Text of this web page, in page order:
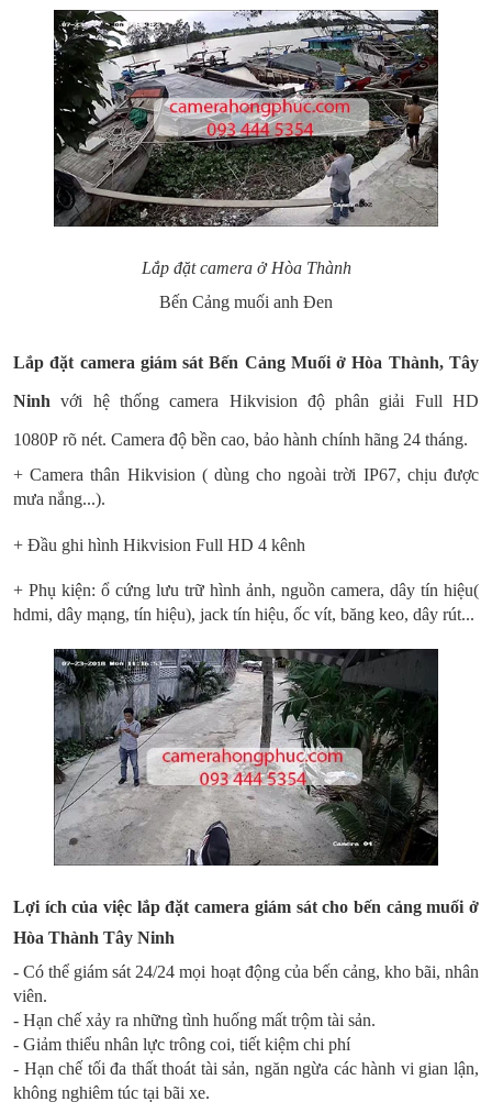
Lắp đặt camera ở Hòa Thành
Bến Cảng muối anh Đen
Lắp đặt camera giám sát Bến Cảng Muối ở Hòa Thành, Tây
Ninh với hệ thống camera Hikvision độ phân giải Full HD
1080P rõ nét. Camera độ bền cao, bảo hành chính hãng 24 tháng.
+ Camera thân Hikvision ( dùng cho ngoài trời IP67, chịu được
mưa nắng...).
+ Đầu ghi hình Hikvision Full HD 4 kênh
+ Phụ kiện: ổ cứng lưu trữ hình ảnh, nguồn camera, dây tín hiệu(
hdmi, dây mạng, tín hiệu), jack tín hiệu, ốc vít, băng keo, dây rút...
Lợi ích của việc lắp đặt camera giám sát cho bến cảng muối ở
Hòa Thành Tây Ninh
- Có thể giám sát 24/24 mọi hoạt động của bến cảng, kho bãi, nhân
viên.
- Hạn chế xảy ra những tình huống mất trộm tài sản.
- Giảm thiểu nhân lực trông coi, tiết kiệm chi phí
- Hạn chế tối đa thất thoát tài sản, ngăn ngừa các hành vi gian lận,
không nghiêm túc tại bãi xe.